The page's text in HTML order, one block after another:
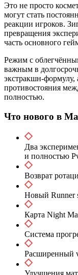
Это не просто
могут стать
реакции игроков.
превращения
часть основного
Режим с
важным в
экстракшн-
противостояния
полностью.
Что нового в
Два
и полностью
Возврат
Новый Runner
Карта Night
Система
Расширенный
Улучшения